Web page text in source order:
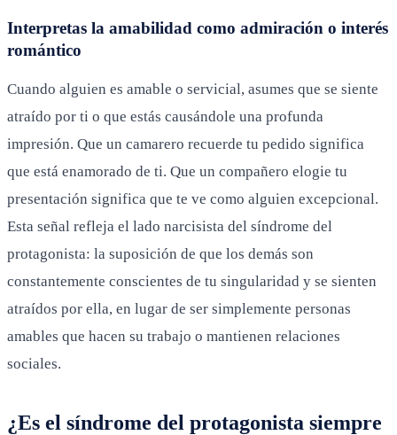
Interpretas la amabilidad como admiración o interés
romántico
Cuando alguien es amable o servicial, asumes que se siente
atraído por ti o que estás causándole una profunda
impresión. Que un camarero recuerde tu pedido significa
que está enamorado de ti. Que un compañero elogie tu
presentación significa que te ve como alguien excepcional.
Esta señal refleja el lado narcisista del síndrome del
protagonista: la suposición de que los demás son
constantemente conscientes de tu singularidad y se sienten
atraídos por ella, en lugar de ser simplemente personas
amables que hacen su trabajo o mantienen relaciones
sociales.
¿Es el síndrome del protagonista siempre